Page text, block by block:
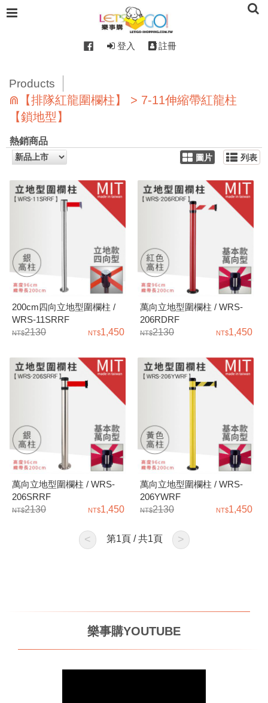
登入 註冊
Products
⋒【排隊紅龍圍欄柱】 > 7-11伸縮帶紅龍柱
【鎖地型】
熱銷商品
圖片 列表
200cm四向立地型圍欄柱 /
WRS-11SRRF
2130
1,450
萬向立地型圍欄柱 / WRS-
206RDRF
2130
1,450
萬向立地型圍欄柱 / WRS-
206SRRF
2130
1,450
萬向立地型圍欄柱 / WRS-
206YWRF
2130
1,450
< 第1頁 / 共1頁 >
樂事購YOUTUBE